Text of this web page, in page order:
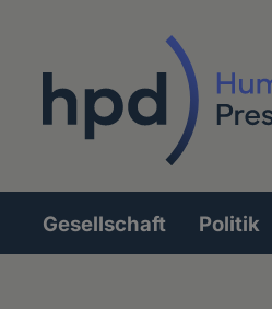
Hauptnavigation
Gesellschaft Politik